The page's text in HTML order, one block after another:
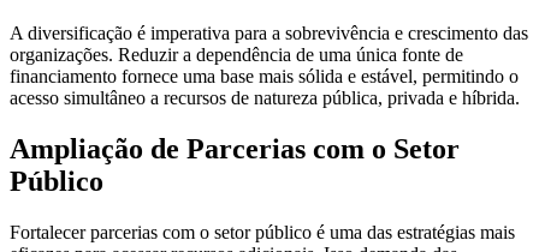
A diversificação é imperativa para a sobrevivência e crescimento das
organizações. Reduzir a dependência de uma única fonte de
financiamento fornece uma base mais sólida e estável, permitindo o
acesso simultâneo a recursos de natureza pública, privada e híbrida.
Ampliação de Parcerias com o Setor
Público
Fortalecer parcerias com o setor público é uma das estratégias mais